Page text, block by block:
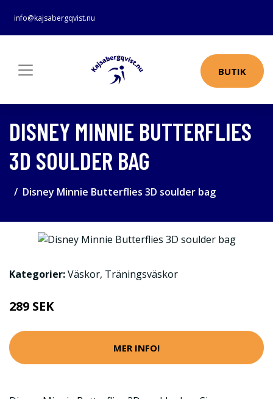
info@kajsabergqvist.nu
BUTIK
DISNEY MINNIE BUTTERFLIES
3D SOULDER BAG
Disney Minnie Butterflies 3D soulder bag
Kategorier:Väskor, Träningsväskor
289 SEK
MER INFO!